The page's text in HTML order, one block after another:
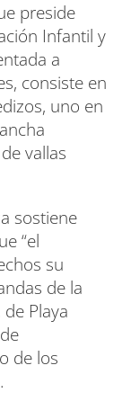
preside
Infantil y
a
consiste en
uno en
vallas
sostiene
“el
su
de la
Playa
de los